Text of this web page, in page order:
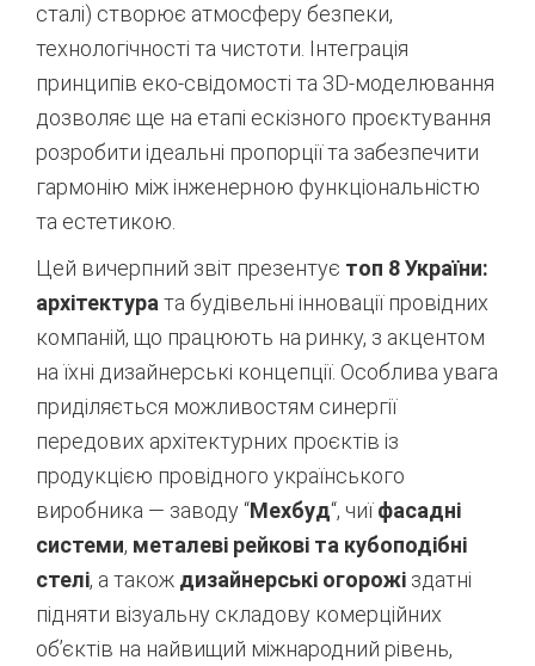
сталі) створює атмосферу безпеки,
технологічності та чистоти. Інтеграція
принципів еко-свідомості та 3D-моделювання
дозволяє ще на етапі ескізного проєктування
розробити ідеальні пропорції та забезпечити
гармонію між інженерною функціональністю
та естетикою.
Цей вичерпний звіт презентує топ 8 України:
архітектура та будівельні інновації провідних
компаній, що працюють на ринку, з акцентом
на їхні дизайнерські концепції. Особлива увага
приділяється можливостям синергії
передових архітектурних проєктів із
продукцією провідного українського
виробника — заводу “Мехбуд“, чиїфасадні
системи, металеві рейкові та кубоподібні
стелі, а також дизайнерські огорожі здатні
підняти візуальну складову комерційних
об’єктів на найвищий міжнародний рівень,